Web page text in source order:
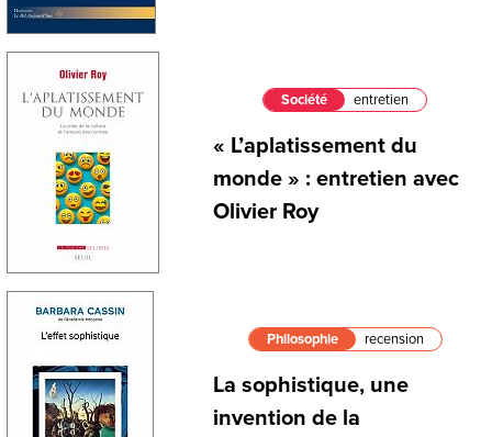
Société entretien
« L’aplatissement du
monde » : entretien avec
Olivier Roy
Philosophie recension
La sophistique, une
invention de la